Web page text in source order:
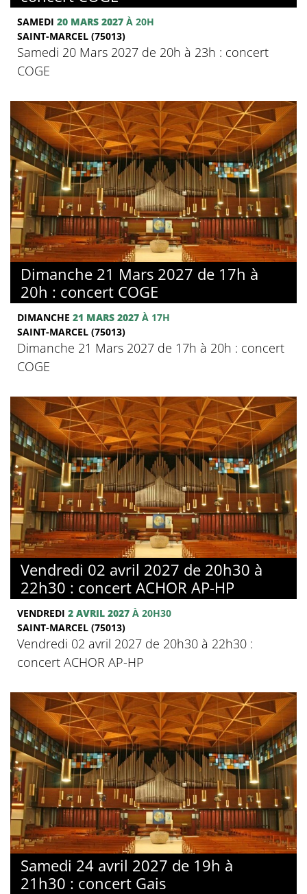
SAMEDI 20 MARS 2027 À 20H
SAINT-MARCEL (75013)
Samedi 20 Mars 2027 de 20h à 23h : concert
COGE
Dimanche 21 Mars 2027 de 17h à
20h : concert COGE
DIMANCHE 21 MARS 2027 À 17H
SAINT-MARCEL (75013)
Dimanche 21 Mars 2027 de 17h à 20h : concert
COGE
Vendredi 02 avril 2027 de 20h30 à
22h30 : concert ACHOR AP-HP
VENDREDI 2 AVRIL 2027 À 20H30
SAINT-MARCEL (75013)
Vendredi 02 avril 2027 de 20h30 à 22h30 :
concert ACHOR AP-HP
Samedi 24 avril 2027 de 19h à
21h30 : concert Gais